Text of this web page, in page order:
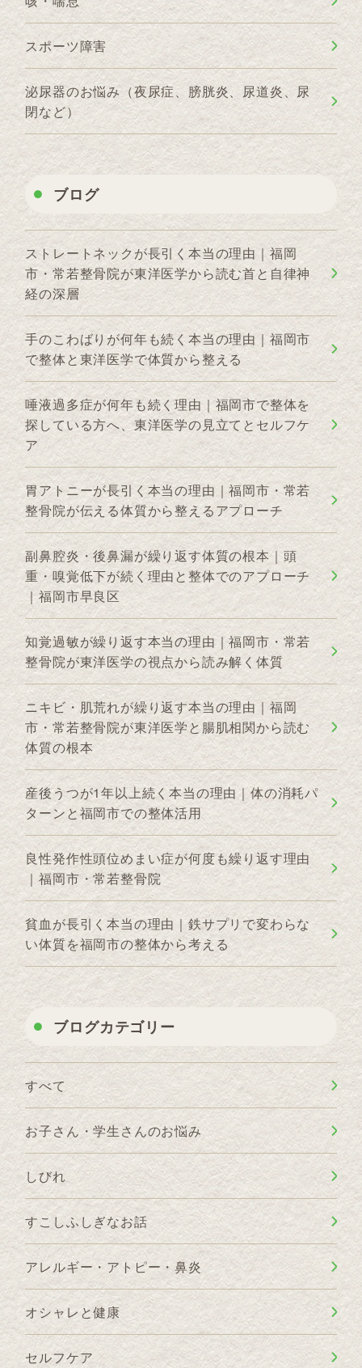
スポーツ障害
泌尿器のお悩み（夜尿症、膀胱炎、尿道炎、尿
閉など）
ブログ
ストレートネックが長引く本当の理由｜福岡
市・常若整骨院が東洋医学から読む首と自律神
経の深層
手のこわばりが何年も続く本当の理由｜福岡市
で整体と東洋医学で体質から整える
唾液過多症が何年も続く理由｜福岡市で整体を
探している方へ、東洋医学の見立てとセルフケ
ア
胃アトニーが長引く本当の理由｜福岡市・常若
整骨院が伝える体質から整えるアプローチ
副鼻腔炎・後鼻漏が繰り返す体質の根本｜頭
重・嗅覚低下が続く理由と整体でのアプローチ
｜福岡市早良区
知覚過敏が繰り返す本当の理由｜福岡市・常若
整骨院が東洋医学の視点から読み解く体質
ニキビ・肌荒れが繰り返す本当の理由｜福岡
市・常若整骨院が東洋医学と腸肌相関から読む
体質の根本
産後うつが1年以上続く本当の理由｜体の消耗パ
ターンと福岡市での整体活用
良性発作性頭位めまい症が何度も繰り返す理由
｜福岡市・常若整骨院
貧血が長引く本当の理由｜鉄サプリで変わらな
い体質を福岡市の整体から考える
ブログカテゴリー
すべて
お子さん・学生さんのお悩み
しびれ
すこしふしぎなお話
アレルギー・アトピー・鼻炎
オシャレと健康
セルフケア